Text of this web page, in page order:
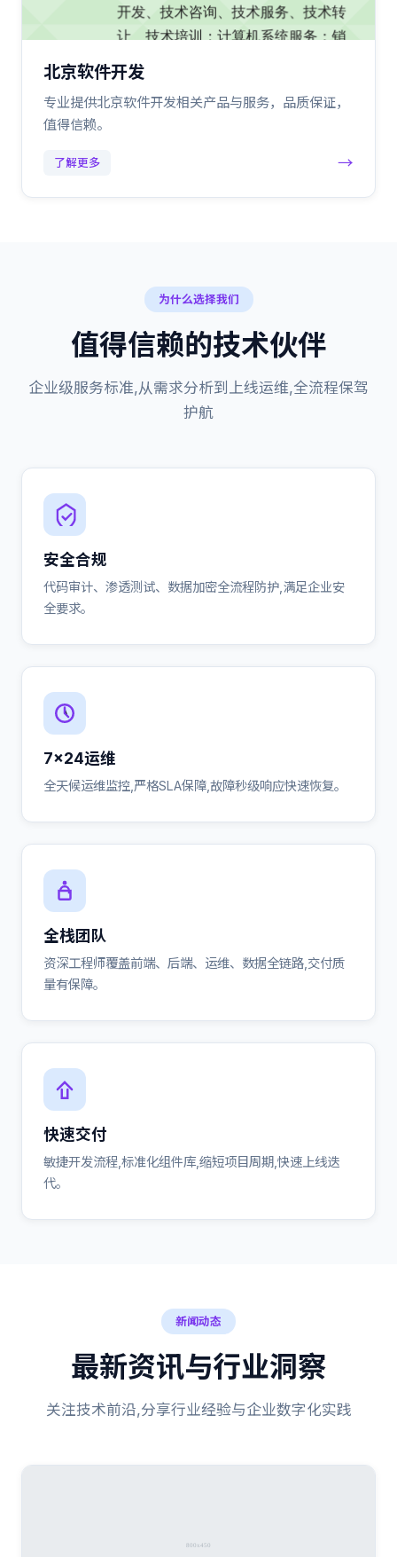
北京软件开发
专业提供北京软件开发相关产品与服务，品质保证，
值得信赖。
了解更多 →
为什么选择我们
值得信赖的技术伙伴
企业级服务标准,从需求分析到上线运维,全流程保驾
护航
安全合规
代码审计、渗透测试、数据加密全流程防护,满足企业安
全要求。
7×24运维
全天候运维监控,严格SLA保障,故障秒级响应快速恢复。
全栈团队
资深工程师覆盖前端、后端、运维、数据全链路,交付质
量有保障。
快速交付
敏捷开发流程,标准化组件库,缩短项目周期,快速上线迭
代。
新闻动态
最新资讯与行业洞察
关注技术前沿,分享行业经验与企业数字化实践